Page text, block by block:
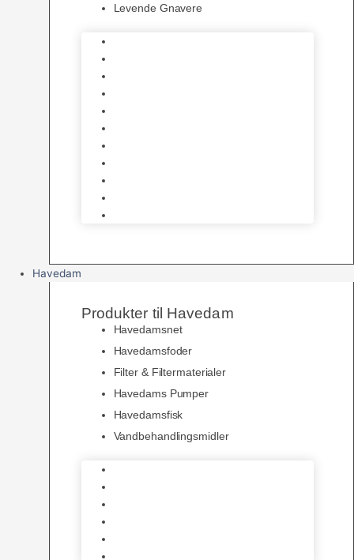
Levende Gnavere
Havedam
Produkter til Havedam
Havedamsnet
Havedamsfoder
Filter & Filtermaterialer
Havedams Pumper
Havedamsfisk
Vandbehandlingsmidler